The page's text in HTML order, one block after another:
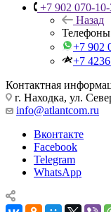
+7 902 070-10-
Назад
Телефоны
+7 902
+7
Контактная
г. Находка, ул.
info@atlantcom.ru
Вконтакте
Facebook
Telegram
WhatsApp